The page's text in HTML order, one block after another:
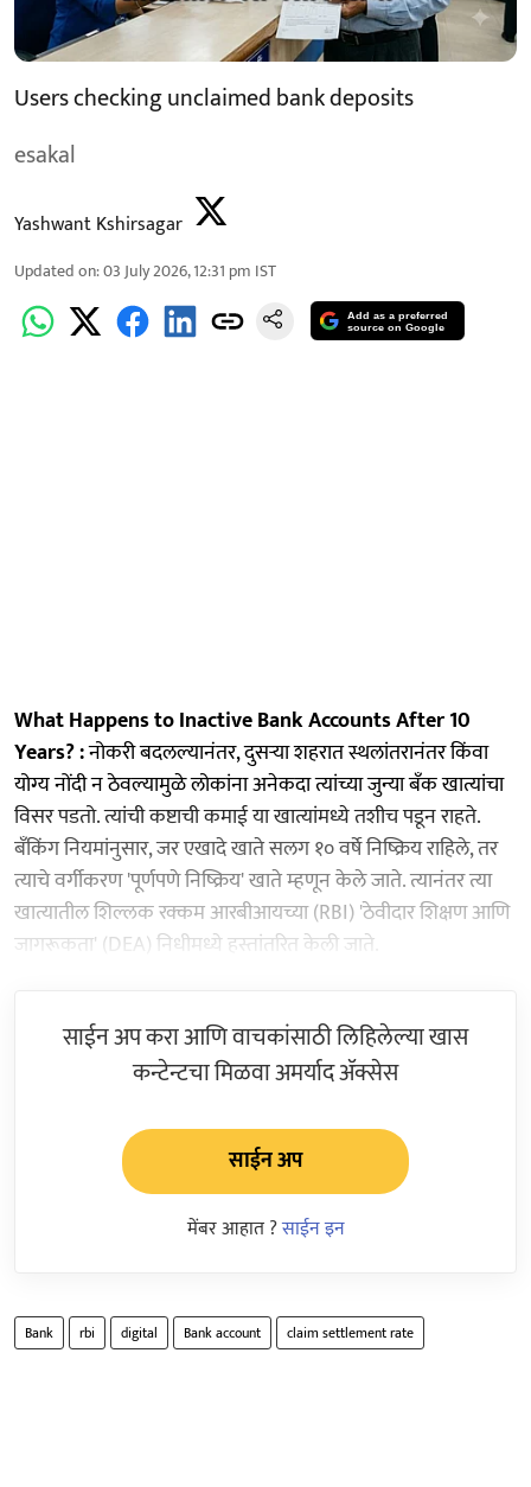
Users checking unclaimed bank deposits
esakal
Yashwant Kshirsagar
Updated on:03 July 2026, 12:31 pm IST
Add as a preferred
source on Google
What Happens to Inactive Bank Accounts After 10
Years? :नोकरी बदलल्यानंतर, दुसऱ्या शहरात स्थलांतरानंतर किंवा
योग्य नोंदी न ठेवल्यामुळे लोकांना अनेकदा त्यांच्या जुन्या बँक खात्यांचा
विसर पडतो. त्यांची कष्टाची कमाई या खात्यांमध्ये तशीच पडून राहते.
बँकिंग नियमांनुसार, जर एखादे खाते सलग १० वर्षे निष्क्रिय राहिले, तर
त्याचे वर्गीकरण 'पूर्णपणे निष्क्रिय' खाते म्हणून केले जाते. त्यानंतर त्या
खात्यातील शिल्लक रक्कम आरबीआयच्या (RBI) 'ठेवीदार शिक्षण आणि
जागरूकता' (DEA) निधीमध्ये हस्तांतरित केली जाते.
साईन अप करा आणि वाचकांसाठी लिहिलेल्या खास
कन्टेन्टचा मिळवा अमर्याद ॲक्सेस
साईन अप
मेंबर आहात ?साईन इन
Bank rbi digital Bank account claim settlement rate